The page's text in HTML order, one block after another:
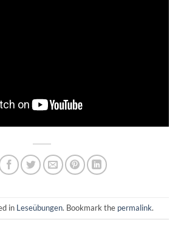
in Leseübungen. Bookmark the permalink.